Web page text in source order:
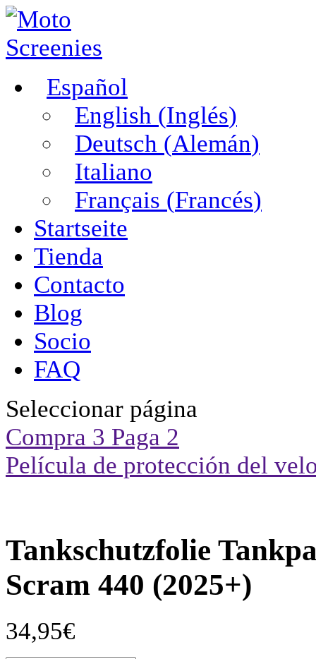
Español
English (Inglés)
Deutsch (Alemán)
Italiano
Français (Francés)
Startseite
Tienda
Contacto
Blog
Socio
FAQ
Seleccionar página
Compra 3 Paga 2
Película de protección del
Tankschutzfolie
Scram 440 (2025+)
34,95€